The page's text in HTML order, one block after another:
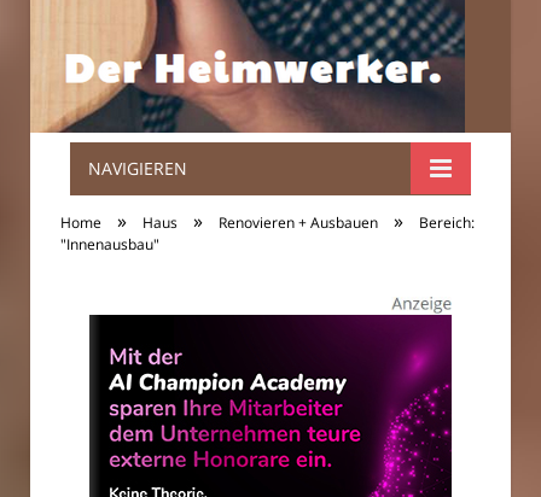
Der
Heimwerker.
NAVIGIEREN
Home » Haus » Renovieren + Ausbauen »
Bereich:
"Innenausbau"